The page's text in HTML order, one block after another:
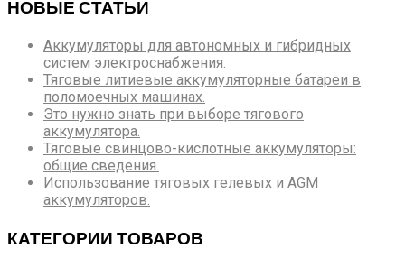
НОВЫЕ СТАТЬИ
Аккумуляторы для автономных и гибридных
систем электроснабжения.
Тяговые литиевые аккумуляторные батареи в
поломоечных машинах.
Это нужно знать при выборе тягового
аккумулятора.
Тяговые свинцово-кислотные аккумуляторы:
общие сведения.
Использование тяговых гелевых и AGM
аккумуляторов.
КАТЕГОРИИ ТОВАРОВ